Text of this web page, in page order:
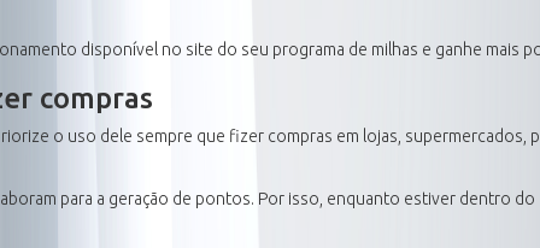
disponível no site do seu programa de milhas e ganhe mais
compras
o uso dele sempre que fizer compras em lojas,
para a geração de pontos. Por isso, enquanto estiver dentro